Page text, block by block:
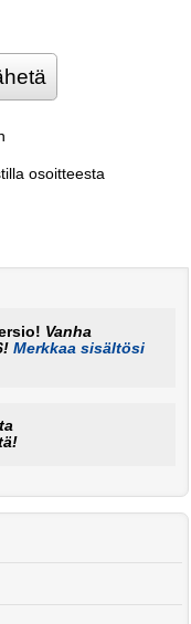
osoitteesta
Vanha
Merkkaa sisältösi